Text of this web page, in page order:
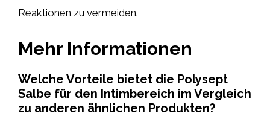
Reaktionen zu vermeiden.
Mehr Informationen
Welche Vorteile bietet die Polysept
Salbe für den Intimbereich im Vergleich
zu anderen ähnlichen Produkten?